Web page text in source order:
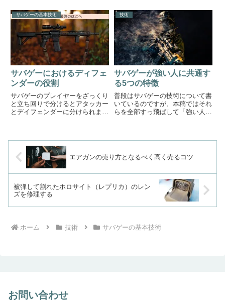
少なくありません。交戦距離の短
いフィールドでは、ハンドガンの
方が局所的な撃ち合に有利な場合
もよくあります。それならハン
ド...
スは初心者にとっては非常にとっ
つきづらい構造物です。本稿では
CQBエリアに突入する方法に特
化し...
サバゲーの基本技術
サバゲーにおけるディフェ
ンダーの役割
サバゲーのプレイヤーをざっくり
と立ち回りで分けるとアタッカー
とデイフェンダーに分けられま
ダーに期待されている役割と、理
想...
技術
サバゲーが強い人に共通す
る5つの特徴
普段はサバゲーの技術について書
いているのですが、本稿ではそれ
らを全部すっ飛ばして「強い人」
エアガンの売り方となるべく高く売るコツ
被弾して割れたホロサイト（レプリカ）のレン
ズを修理する
ホーム 技術 サバゲーの基本技術
お問い合わせ